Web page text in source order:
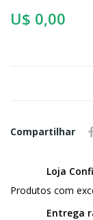
U$ 0,00
Compartilhar
Loja
Produtos com
Entrega